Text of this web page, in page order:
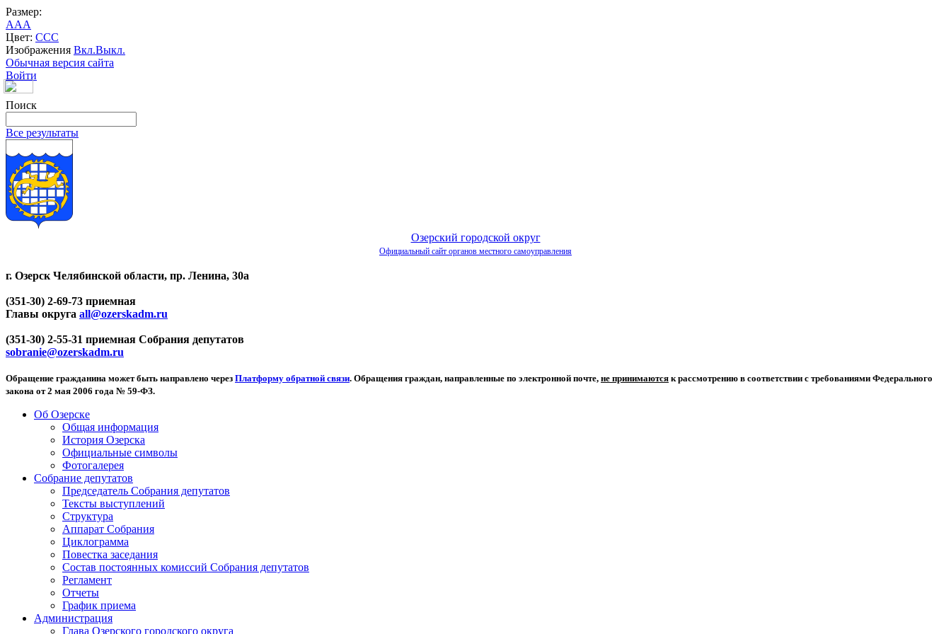
Размер:
AAA
Цвет: CCC
Изображения Вкл.Выкл.
Обычная версия сайта
Войти
Поиск
Все результаты
Озерский городской округ
Официальный сайт органов местного самоуправления
г. Озерск Челябинской области, пр. Ленина, 30а
(351-30) 2-69-73 приемная
Главы округа all@ozerskadm.ru
(351-30) 2-55-31 приемная Собрания депутатов
sobranie@ozerskadm.ru
Обращение гражданина может быть направлено через Платформу обратной связи. Обращения граждан, направленные по электронной почте, не принимаются к рассмотрению в соответствии с требованиями Федерального
закона от 2 мая 2006 года № 59-ФЗ.
Об Озерске
Общая информация
История Озерска
Официальные символы
Фотогалерея
Собрание депутатов
Председатель Собрания депутатов
Тексты выступлений
Структура
Аппарат Собрания
Циклограмма
Повестка заседания
Состав постоянных комиссий Собрания депутатов
Регламент
Отчеты
График приема
Администрация
Глава Озерского городского округа